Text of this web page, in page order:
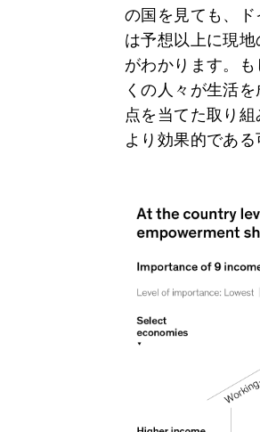
の国を見ても、
は予想以上に現
がわかります。
くの人々が生活
点を当てた取り
より効果的である